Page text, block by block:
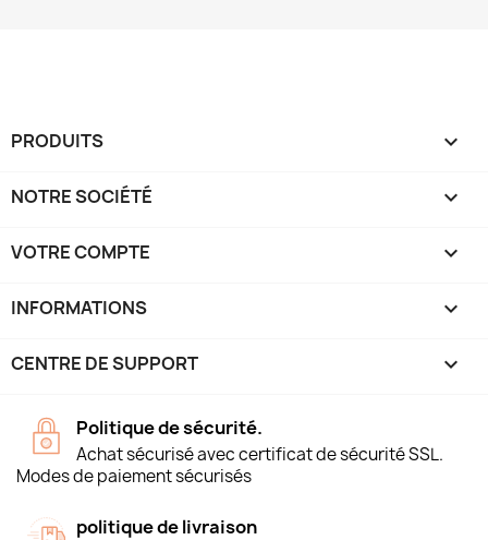
PRODUITS 
NOTRE SOCIÉTÉ 
VOTRE COMPTE 
INFORMATIONS keyboard_arrow_down
CENTRE DE SUPPORT 
Politique de sécurité.
Achat sécurisé avec certificat de sécurité SSL.
Modes de paiement sécurisés
politique de livraison